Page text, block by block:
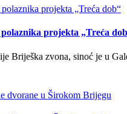
projekta „Treća
Briješka zvona, sinoć je u